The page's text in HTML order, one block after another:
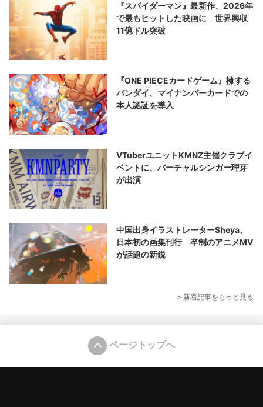
『スパイダーマン』最新作、2026年
で最もヒットした映画に 世界興収
11億ドル突破
『ONE PIECEカードゲーム』擁する
バンダイ、マイナンバーカードでの
本人認証を導入
VTuberユニットKMNZ主催クラブイ
ベントに、バーチャルシンガー理芽
が出演
中国出身イラストレーターSheya、
日本初の画集刊行 卒制のアニメMV
が話題の新鋭
> 新着記事をもっと見る
ページトップへ